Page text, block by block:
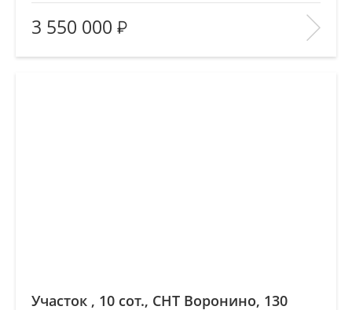
Площадь(общ. /жил. /кухня), м2:
30/16/6.6
Количество комнат:
1
Этаж:
5/5
3 550 000
Участок , 10 сот., СНТ Воронино, 130